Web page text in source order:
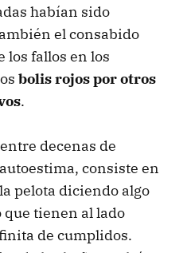
habían sido
el consabido
los fallos en los
bolis rojos por otros
.
decenas de
consiste en
pelota diciendo algo
tienen al lado
de cumplidos.